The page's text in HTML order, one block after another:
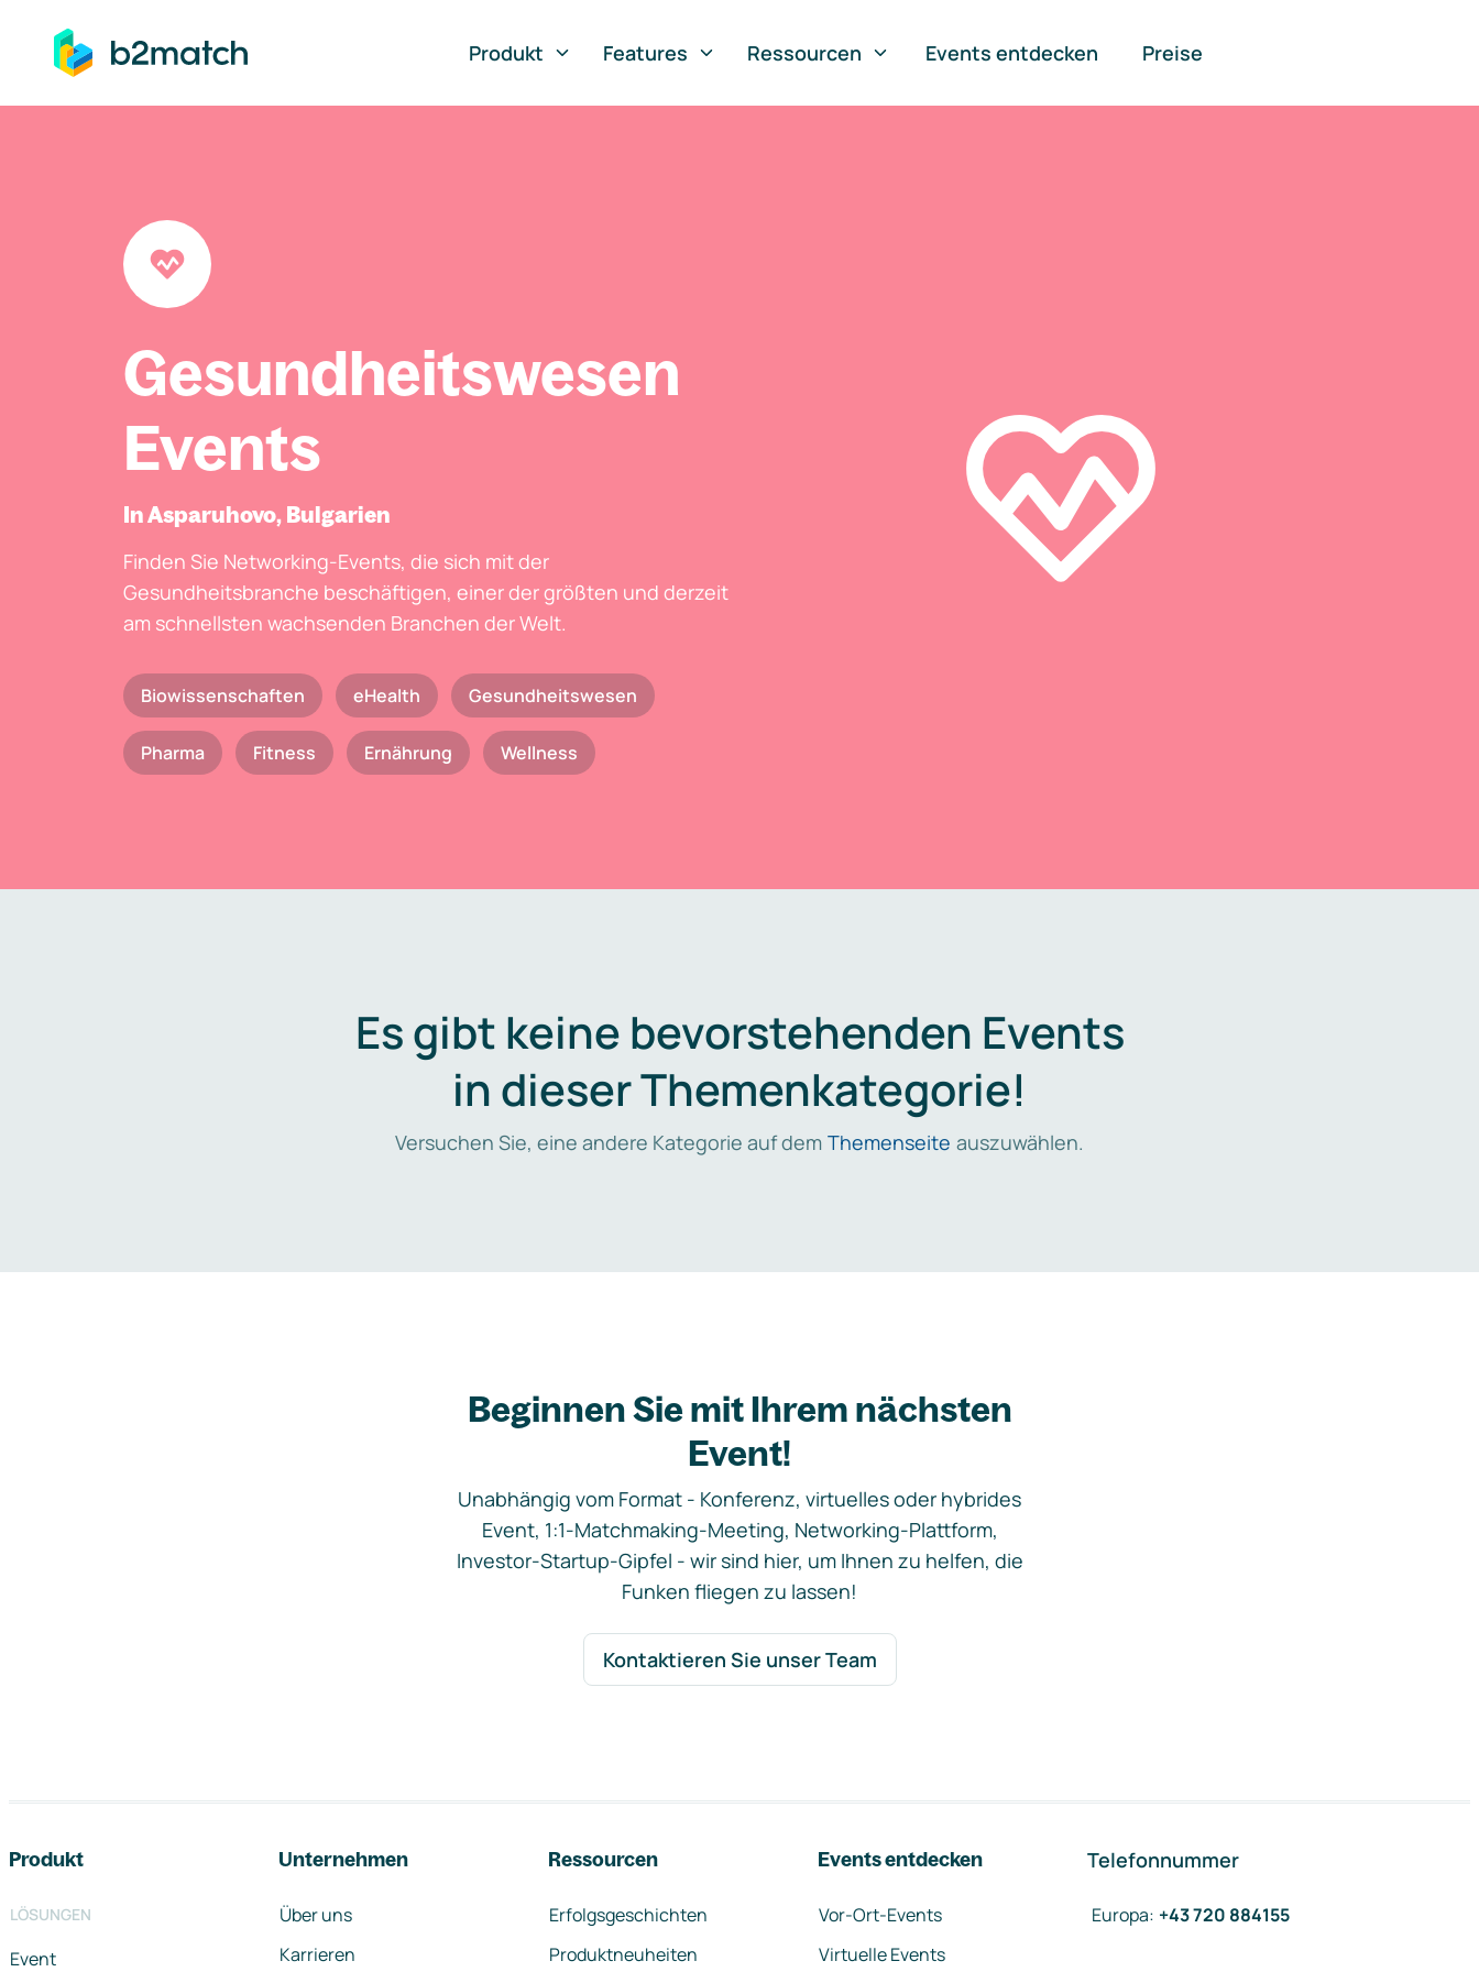
springen
Produkt
Features Ressourcen Events entdecken Preise
Gesundheitswesen
Events
In Asparuhovo, Bulgarien
Finden Sie Networking-Events, die sich mit der
Gesundheitsbranche beschäftigen, einer der größten und derzeit
am schnellsten wachsenden Branchen der Welt.
Biowissenschaften eHealth Gesundheitswesen
Pharma Fitness Ernährung Wellness
Es gibt keine bevorstehenden Events
in dieser Themenkategorie!
Versuchen Sie, eine andere Kategorie auf dem Themenseite auszuwählen.
Beginnen Sie mit Ihrem nächsten
Event!
Unabhängig vom Format - Konferenz, virtuelles oder hybrides
Event, 1:1-Matchmaking-Meeting, Networking-Plattform,
Investor-Startup-Gipfel - wir sind hier, um Ihnen zu helfen, die
Funken fliegen zu lassen!
Kontaktieren Sie unser Team
Produkt
LÖSUNGEN
Event
Unternehmen
Über uns
Karrieren
Ressourcen
Erfolgsgeschichten
Produktneuheiten
Events entdecken
Vor-Ort-Events
Virtuelle Events
Telefonnummer
Europa: +43 720 884155